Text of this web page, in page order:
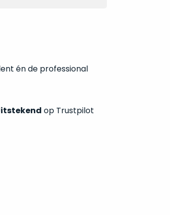
én de professional
op Trustpilot